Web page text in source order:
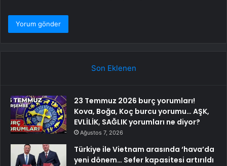
Son Eklenen
23 Temmuz 2026 burç yorumları!
Kova, Boğa, Koç burcu yorumu… AŞK,
EVLİLİK, SAĞLIK yorumları ne diyor?
Ağustos 7, 2026
Türkiye ile Vietnam arasında ‘hava’da
yeni dönem… Sefer kapasitesi artırıldı